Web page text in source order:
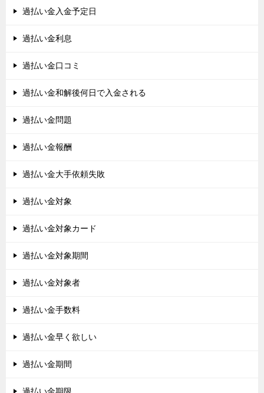
過払い金入金予定日
過払い金利息
過払い金口コミ
過払い金和解後何日で入金される
過払い金問題
過払い金報酬
過払い金大手依頼失敗
過払い金対象
過払い金対象カード
過払い金対象期間
過払い金対象者
過払い金手数料
過払い金早く欲しい
過払い金期間